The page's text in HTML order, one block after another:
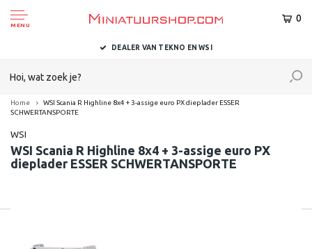
MENU
0
DEALER VAN TEKNO EN WSI
Home
WSI Scania R Highline 8x4 + 3-assige euro PX dieplader ESSER
SCHWERTANSPORTE
WSI
WSI Scania R Highline 8x4 + 3-assige euro PX
dieplader ESSER SCHWERTANSPORTE